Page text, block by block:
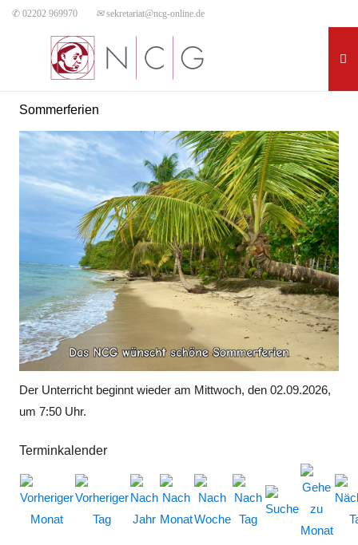
✆ 02202 969970 ✉sekretariat@ncg-online.de
Sommerferien
Der Unterricht beginnt wieder am Mittwoch, den 02.09.2026,
um 7:50 Uhr.
Terminkalender